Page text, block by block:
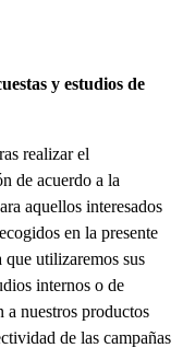
y estudios de
realizar el
de acuerdo a la
aquellos interesados
en la presente
utilizaremos sus
internos o de
a nuestros productos
de las campañas